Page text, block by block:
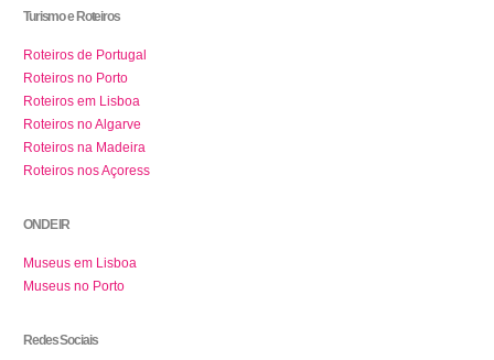
Turismo e Roteiros
Roteiros de Portugal
Roteiros no Porto
Roteiros em Lisboa
Roteiros no Algarve
Roteiros na Madeira
Roteiros nos Açoress
ONDE IR
Museus em Lisboa
Museus no Porto
Redes Sociais